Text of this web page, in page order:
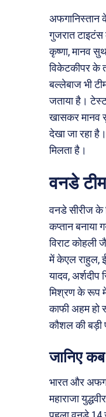
अफगानिस्तान
गुजरात टाइटंस
कृष्णा, मानव
विकेटकीपर के
बल्लेबाज भी
जताया है।
खासकर मानव
देखा जा रहा
मिलता है।
वनडे
वनडे सीरीज के
कप्तान बनाया
विराट कोहली
में केएल राहुल,
यादव,
मिश्रण के रूप में
काफी अहम हो
कौशल की बड़ी
जानिए
भारत और
महाराजा